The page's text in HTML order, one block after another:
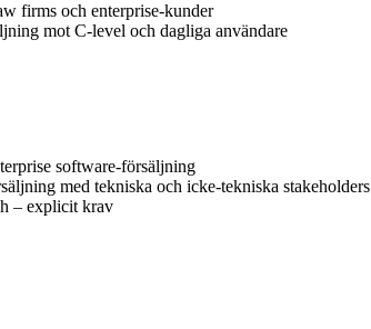
firms och enterprise-kunder
mot C-level och dagliga användare
software-försäljning
med tekniska och icke-tekniska stakeholders
– explicit krav